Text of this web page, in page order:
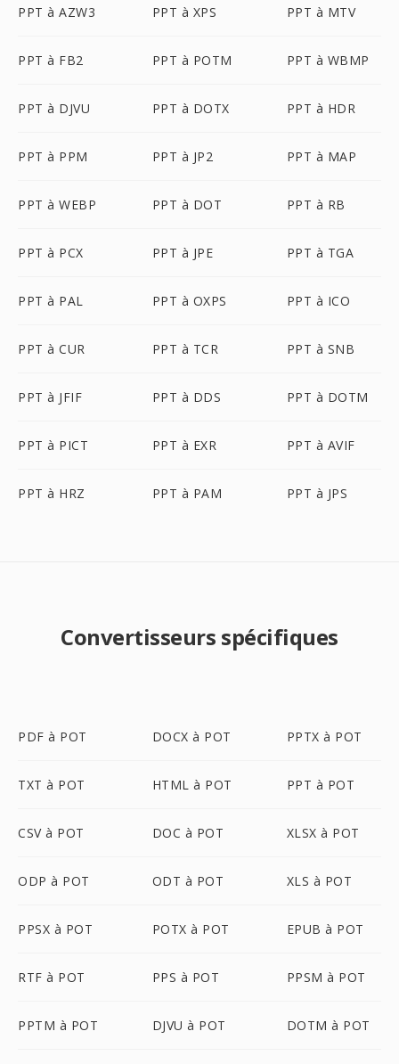
PPT à AZW3 PPT à XPS PPT à MTV
PPT à FB2 PPT à POTM PPT à WBMP
PPT à DJVU PPT à DOTX PPT à HDR
PPT à PPM PPT à JP2 PPT à MAP
PPT à WEBP PPT à DOT PPT à RB
PPT à PCX PPT à JPE PPT à TGA
PPT à PAL PPT à OXPS PPT à ICO
PPT à CUR PPT à TCR PPT à SNB
PPT à JFIF PPT à DDS PPT à DOTM
PPT à PICT PPT à EXR PPT à AVIF
PPT à HRZ PPT à PAM PPT à JPS
Convertisseurs spécifiques
PDF à POT DOCX à POT PPTX à POT
TXT à POT HTML à POT PPT à POT
CSV à POT DOC à POT XLSX à POT
ODP à POT ODT à POT XLS à POT
PPSX à POT POTX à POT EPUB à POT
RTF à POT PPS à POT PPSM à POT
PPTM à POT DJVU à POT DOTM à POT